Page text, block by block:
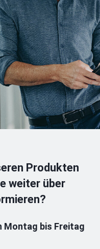
Produkten
weiter über
Montag bis Freitag